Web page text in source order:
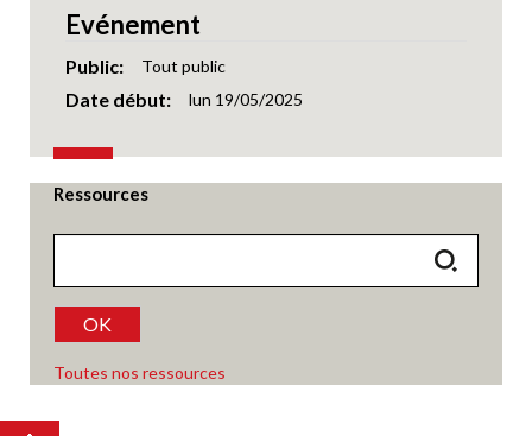
Evénement
Public Tout public
Date début lun 19/05/2025
Ressources
OK
Toutes nos ressources
Top